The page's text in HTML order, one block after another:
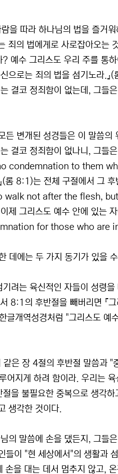
을 따라 하나님의 법을 즐거
죄의 법에게로 사로잡아오는
예수 그리스도 우리 주를 통
으로는 죄의 법을 섬기노라.
결코 정죄함이 없는데, 그들
든 변개된 성경들은 이 말씀의
결코 정죄함이 없나니, 그들
condemnation to them
8:1)는 전체 구절에서 그 후
walk not after the flesh,
제 그리스도 예수 안에 있는
for those who are
데에는 두 가지 동기가 있을
려는 육신적인 자들이 성령
8:1의 후반절을 빼버리면 『
글개역성경처럼 "그리스도
은 장 4절의 후반절 말씀과 "
어지게 하려 함이라. 우리는
을 불필요한 중복으로 생각
생각한 것이다.
의 말씀에 손을 댔든지, 그들
들이 "현 세상에서"의 생활과
손을 대는 데서 멈추지 않고,